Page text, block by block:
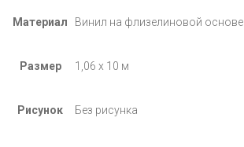
Материал Винил на флизелиновой основе
Размер 1,06 х 10 м
Рисунок Без рисунка